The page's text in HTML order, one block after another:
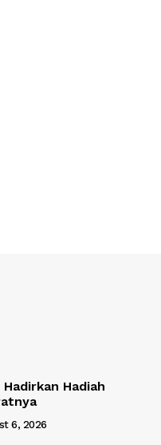
Hadiah
6, 2026